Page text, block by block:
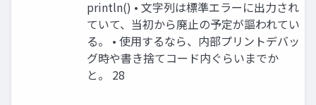
println() • 文字列は標準エラーに出力され
ていて、当初から廃止の予定が謳われてい
る。 • 使用するなら、内部プリントデバッ
グ時や書き捨てコード内ぐらいまでか
と。 28